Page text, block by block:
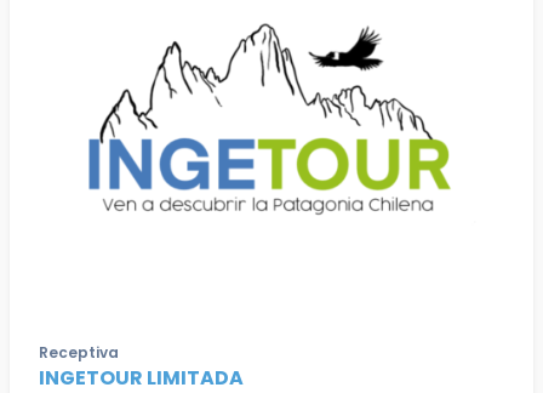
Receptiva
INGETOUR LIMITADA